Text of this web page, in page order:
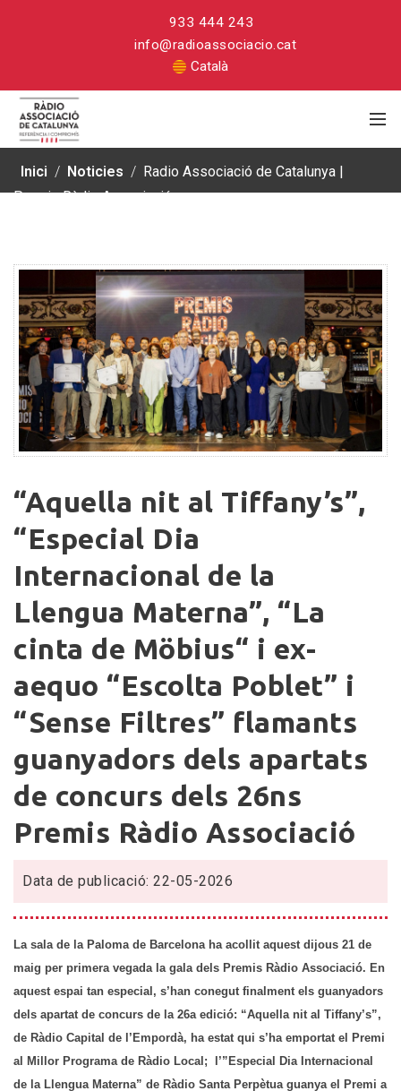
933 444 243
info@radioassociacio.cat
Català
Inici / Noticies / Radio Associació de Catalunya |
Premis Ràdio Associació
“Aquella
nit
al
Tiffany’s”,
“Especial
Dia
Internacional
de
la
Llengua
Materna”,
“La
cinta
de
Möbius“
i
ex-
“Escolta
Poblet”
“Sense
Filtres”
flamants
guanyadors
dels
apartats
“Aquella nit al Tiffany’s”,
“Especial Dia
Internacional de la
Llengua Materna”, “La
cinta de Möbius“ i ex-
aequo “Escolta Poblet” i
“Sense Filtres” flamants
guanyadors dels apartats
de concurs dels 26ns
Premis Ràdio Associació
Data de publicació: 22-05-2026
La sala de la Paloma de Barcelona ha acollit aquest dijous 21 de
maig per primera vegada la gala dels Premis Ràdio Associació. En
aquest espai tan especial, s’han conegut finalment els guanyadors
dels apartat de concurs de la 26a edició: “Aquella nit al Tiffany’s”,
de Ràdio Capital de l’Empordà, ha estat qui s’ha emportat el Premi
al Millor Programa de Ràdio Local; l’”Especial Dia Internacional
de la Llengua Materna” de Ràdio Santa Perpètua guanya el Premi a